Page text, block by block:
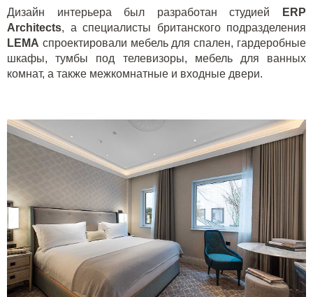
Дизайн интерьера был разработан студией
ERP
Architects, а специалисты британского подразделения
LEMA спроектировали мебель для спален, гардеробные
шкафы, тумбы под телевизоры, мебель для ванных
комнат, а также межкомнатные и входные двери.